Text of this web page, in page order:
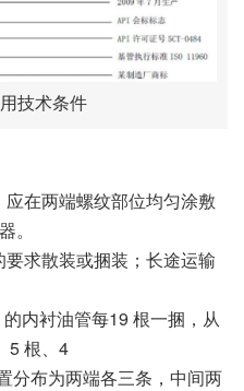
技术条件
在两端螺纹部位均匀涂敷
。
求散装或捆装；长途运输
内衬油管每19 根一捆，从
5 根、4
分布为两端各三条，中间两